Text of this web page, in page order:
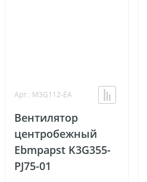
Арт.: M3G112-EA
Вентилятор
центробежный
Ebmpapst K3G355-
PJ75-01